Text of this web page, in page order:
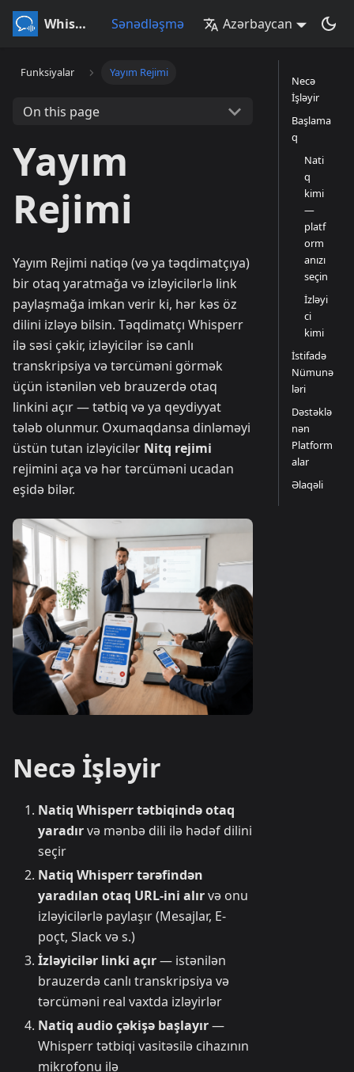
Whisperr Sənədləşmə Azərbaycan
Funksiyalar Yayım Rejimi
On this page
Yayım
Rejimi
Yayım Rejimi natiqə (və ya təqdimatçıya)
bir otaq yaratmağa və izləyicilərlə link
paylaşmağa imkan verir ki, hər kəs öz
dilini izləyə bilsin. Təqdimatçı Whisperr
ilə səsi çəkir, izləyicilər isə canlı
transkripsiya və tərcüməni görmək
üçün istənilən veb brauzerdə otaq
linkini açır — tətbiq və ya qeydiyyat
tələb olunmur. Oxumaqdansa dinləməyi
üstün tutan izləyicilər Nitq rejimi
rejimini aça və hər tərcüməni ucadan
eşidə bilər.
Necə İşləyir
Natiq Whisperr tətbiqində otaq
yaradırvə mənbə dili ilə hədəf dilini
seçir
Natiq Whisperr tərəfindən
yaradılan otaq URL-ini alırvə onu
izləyicilərlə paylaşır (Mesajlar, E-
poçt, Slack və s.)
İzləyicilər linki açır— istənilən
brauzerdə canlı transkripsiya və
tərcüməni real vaxtda izləyirlər
Natiq audio çəkişə başlayır—
Whisperr tətbiqi vasitəsilə cihazının
mikrofonu ilə
Necə
İşləyir
Başlama
q
Nati
q
kimi
—
platf
orm
anızı
seçin
İzləyi
ci
kimi
İstifadə
Nümunə
ləri
Dəstəklə
nən
Platform
alar
Əlaqəli